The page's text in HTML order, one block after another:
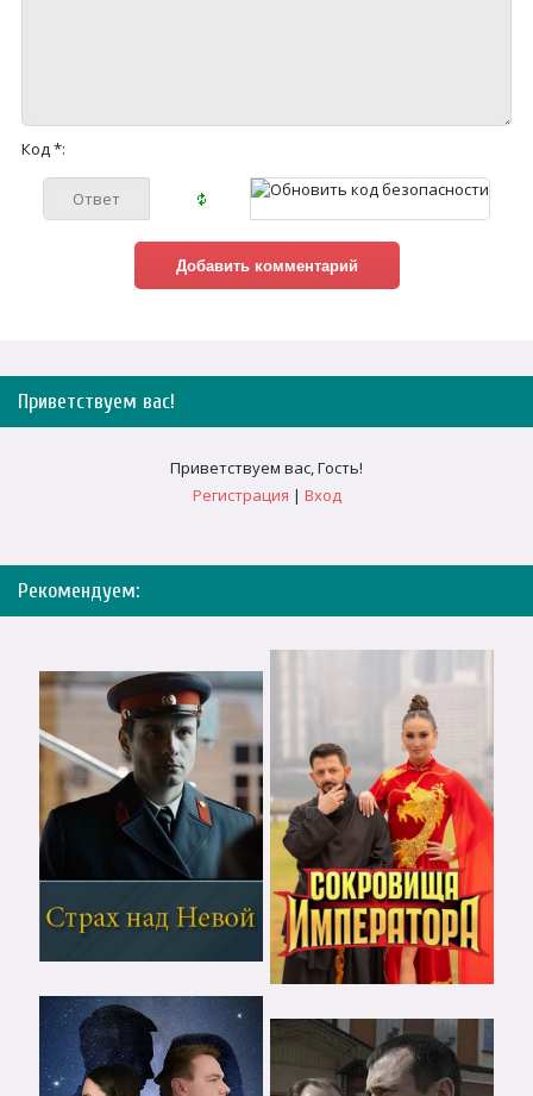
Код *:
Приветствуем вас!
Приветствуем вас,Гость!
Регистрация | Вход
Рекомендуем: